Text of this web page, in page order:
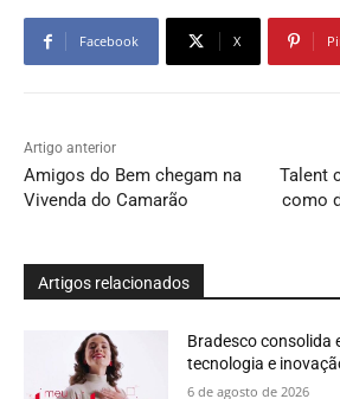
Facebook X
Artigo anterior
Amigos do Bem chegam na
Vivenda do Camarão
Talent
como
Artigos relacionados
Bradesco consolida
tecnologia e
6 de agosto de 2026